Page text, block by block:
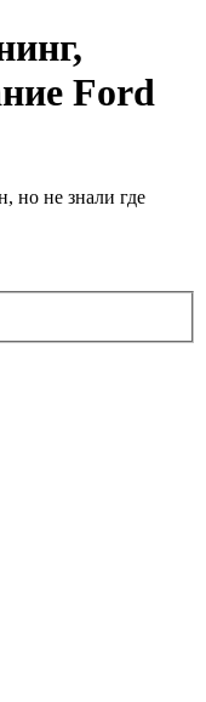
Ford
но не знали где